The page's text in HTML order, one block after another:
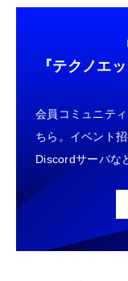
『テクノエ
会員コミュニテ
ちら。イベント
Discordサーバな